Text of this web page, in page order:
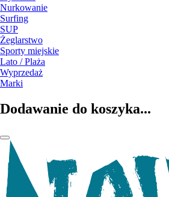
Nurkowanie
Surfing
SUP
Żeglarstwo
Sporty miejskie
Lato / Plaża
Wyprzedaż
Marki
Dodawanie do koszyka...